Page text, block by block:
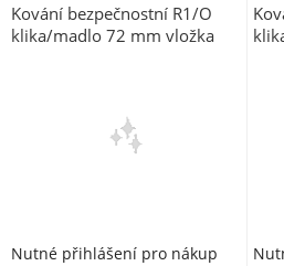
Kování bezpečnostní R1/O
klika/madlo 72 mm vložka
Nutné přihlášení pro nákup